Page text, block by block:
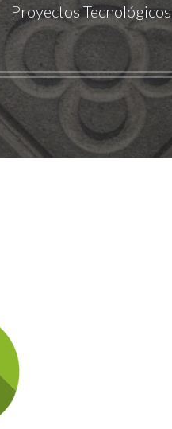
Proyectos Tecnológicos
artificial capaces
decisiones y